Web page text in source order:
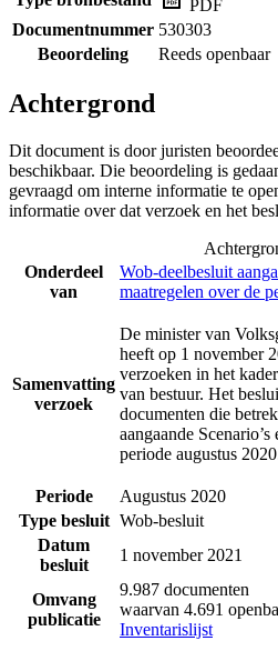
PDF
Documentnummer 530303
Beoordeling
Reeds openbaar
Achtergrond
Dit document is door juristen
beschikbaar. Die beoordeling is
gevraagd om interne informatie te
informatie over dat verzoek en het
Onderdeel
van
Wob-deelbesluit
maatregelen over de
Samenvatting
verzoek
De minister van
heeft op 1 november
verzoeken in het
van bestuur. Het
documenten die
aangaande
periode augustus
Periode
Augustus 2020
Type besluit Wob-besluit
Datum
besluit
1 november 2021
Omvang
publicatie
9.987 documenten
waarvan 4.691
Inventarislijst